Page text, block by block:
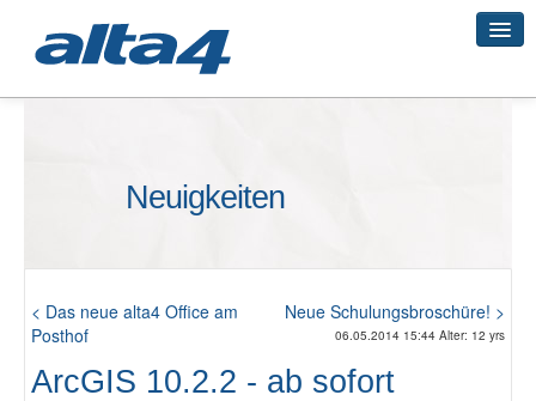
Geo-Cloud
Smart City
Neuigkeiten
Neue Schulungsbroschüre! >
< Das neue alta4 Office am
Posthof
06.05.2014 15:44 Alter: 12 yrs
ArcGIS 10.2.2 - ab sofort